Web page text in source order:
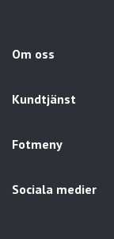
Om oss
Kundtjänst
Fotmeny
Sociala medier